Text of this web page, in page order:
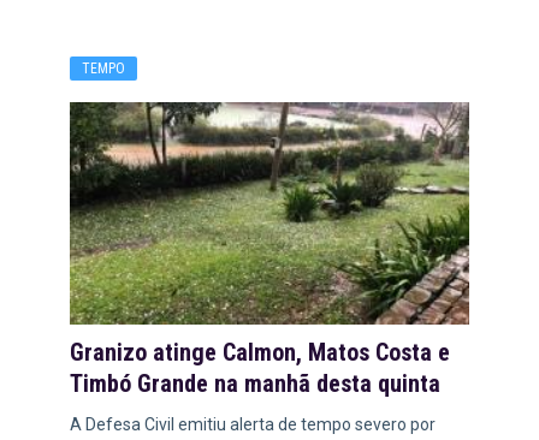
TEMPO
Granizo atinge Calmon, Matos Costa e
Timbó Grande na manhã desta quinta
A Defesa Civil emitiu alerta de tempo severo por